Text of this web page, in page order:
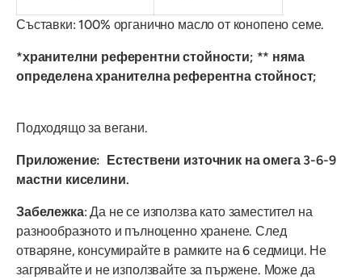
Съставки: 100% органично масло от конопено семе.
*хранителни референтни стойности; ** няма
определена хранителна референтна стойност;
Подходящо за вегани.
Приложение: Естествени източник на омега 3-6-9
мастни киселини.
Забележка: Да не се използва като заместител на
разнообразното и пълноценно хранене. След
отваряне, консумирайте в рамките на 6 седмици. Не
загрявайте и не използвайте за пържене. Може да